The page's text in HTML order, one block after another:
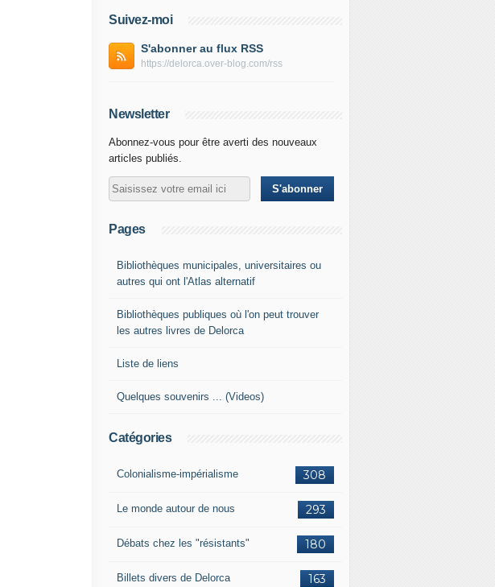
Suivez-moi
S'abonner au flux RSS
https://delorca.over-blog.com/rss
Newsletter
Abonnez-vous pour être averti des nouveaux
articles publiés.
Pages
Bibliothèques municipales, universitaires ou
autres qui ont l'Atlas alternatif
Bibliothèques publiques où l'on peut trouver
les autres livres de Delorca
Liste de liens
Quelques souvenirs ... (Videos)
Catégories
308
Colonialisme-impérialisme
293
Le monde autour de nous
180
Débats chez les "résistants"
163
Billets divers de Delorca